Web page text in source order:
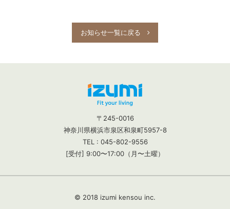
お知らせ一覧に戻る
〒245-0016
神奈川県横浜市泉区和泉町5957-8
TEL : 045-802-9556
[受付] 9:00〜17:00（月〜土曜）
© 2018 izumi kensou inc.